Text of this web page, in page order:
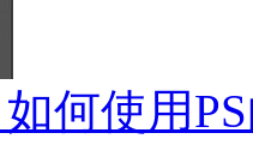
何使用